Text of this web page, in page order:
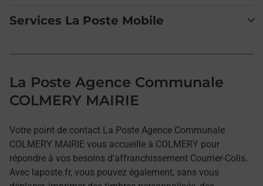
Services La Poste Mobile
La Poste Agence Communale
COLMERY MAIRIE
Votre point de contact La Poste Agence Communale
COLMERY MAIRIE vous accueille à COLMERY pour
répondre à vos besoins d'affranchissement Courrier-Colis.
Avec laposte.fr, vous pouvez également, sans vous